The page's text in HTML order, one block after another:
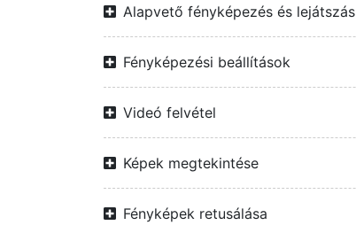
Alapvető fényképezés és lejátszás
Fényképezési beállítások
Videó felvétel
Képek megtekintése
Fényképek retusálása